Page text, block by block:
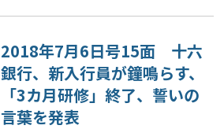
2018年7月6日号15面 十六
銀行、新入行員が鐘鳴らす、
「3カ月研修」終了、誓いの
言葉を発表